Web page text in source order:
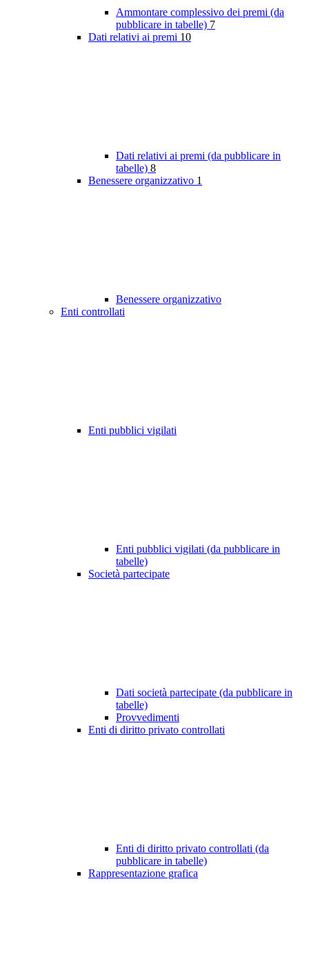
Ammontare complessivo dei premi (da
pubblicare in tabelle) 7
Dati relativi ai premi 10
Dati relativi ai premi (da pubblicare in
tabelle) 8
Benessere organizzativo 1
Benessere organizzativo
Enti controllati
Enti pubblici vigilati
Enti pubblici vigilati (da pubblicare in
tabelle)
Società partecipate
Dati società partecipate (da pubblicare in
tabelle)
Provvedimenti
Enti di diritto privato controllati
Enti di diritto privato controllati (da
pubblicare in tabelle)
Rappresentazione grafica